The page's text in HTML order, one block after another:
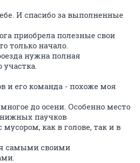
И спасибо за выполненные
приобрела полезные свои
только начало.
нужна полная
участка.
и его команда - похоже моя
до осени. Особенно место
паучков
как в голове, так и в
самыми своими